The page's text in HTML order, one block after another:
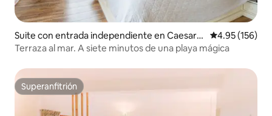
Suite con entrada independiente en Caesare
a
Calificación
4.95 (156)
Terraza al mar. A siete minutos de una playa mágica
Superanfitrión
Superanfitrión